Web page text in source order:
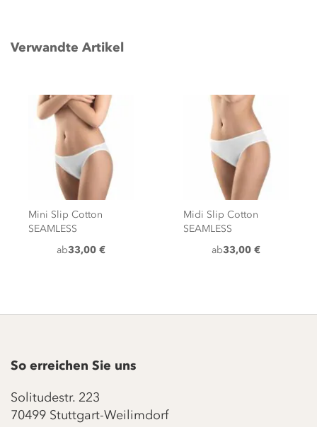
Verwandte Artikel
Mini Slip Cotton
SEAMLESS
ab33,00 €
Midi Slip Cotton
SEAMLESS
ab33,00 €
So erreichen Sie uns
Solitudestr. 223
70499 Stuttgart-Weilimdorf